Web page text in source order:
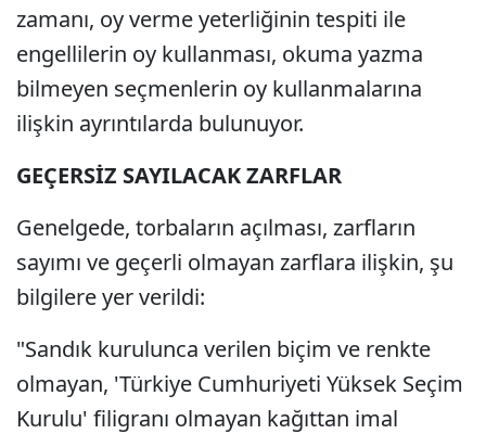
zamanı, oy verme yeterliğinin tespiti ile
engellilerin oy kullanması, okuma yazma
bilmeyen seçmenlerin oy kullanmalarına
ilişkin ayrıntılarda bulunuyor.
GEÇERSİZ SAYILACAK ZARFLAR
Genelgede, torbaların açılması, zarfların
sayımı ve geçerli olmayan zarflara ilişkin, şu
bilgilere yer verildi:
"Sandık kurulunca verilen biçim ve renkte
olmayan, 'Türkiye Cumhuriyeti Yüksek Seçim
Kurulu' filigranı olmayan kağıttan imal